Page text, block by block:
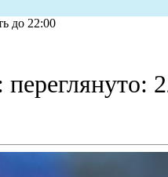
до 22:00
переглянуто: